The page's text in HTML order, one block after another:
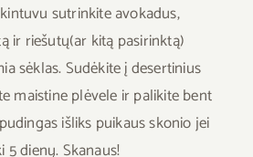
sutrinkite avokadus,
ir riešutų(ar kitą pasirinktą)
sėklas. Sudėkite į desertinius
maistine plėvele ir palikite bent
išliks puikaus skonio jei
dienų. Skanaus!